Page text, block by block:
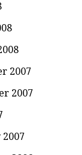
2007
2007